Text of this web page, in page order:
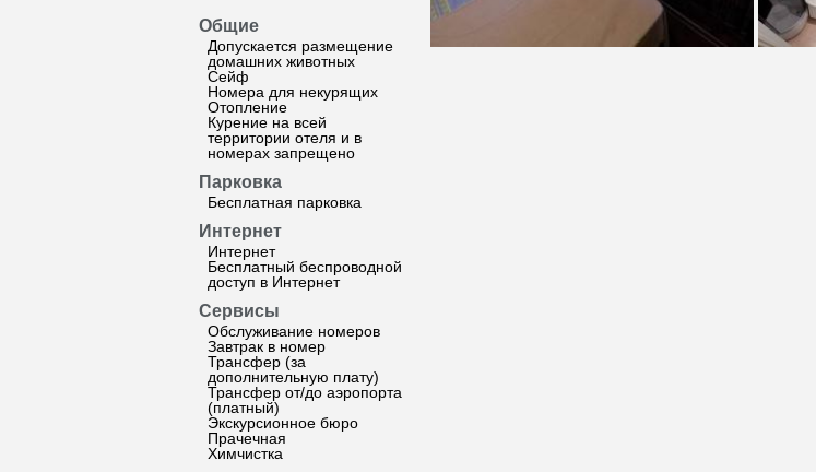
Общие
Допускается размещение
домашних животных
Сейф
Номера для некурящих
Отопление
Курение на всей
территории отеля и в
номерах запрещено
Парковка
Бесплатная парковка
Интернет
Интернет
Бесплатный беспроводной
доступ в Интернет
Сервисы
Обслуживание номеров
Завтрак в номер
Трансфер (за
дополнительную плату)
Трансфер от/до аэропорта
(платный)
Экскурсионное бюро
Прачечная
Химчистка